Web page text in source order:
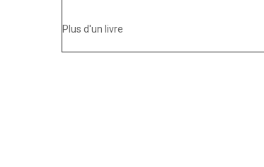
Plus d'un livre